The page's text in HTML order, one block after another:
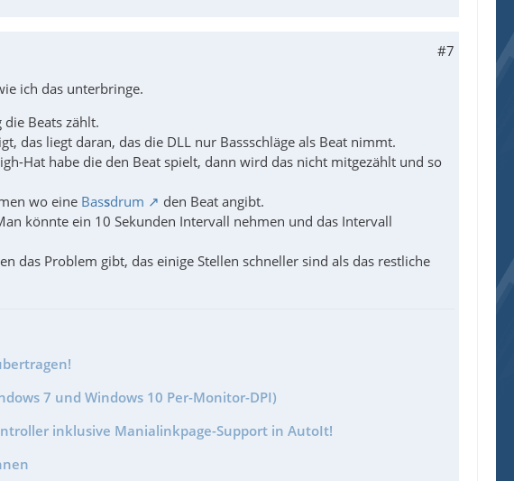
#7
ich das unterbringe.
Beats zählt.
das liegt daran, das die DLL nur Bassschläge als Beat nimmt.
Hat habe die den Beat spielt, dann wird das nicht mitgezählt und so
wo eine Bassdrum
den Beat angibt.
könnte ein 10 Sekunden Intervall nehmen und das Intervall
das Problem gibt, das einige Stellen schneller sind als das restliche
7 und Windows 10 Per-Monitor-DPI)
inklusive Manialinkpage-Support in AutoIt!